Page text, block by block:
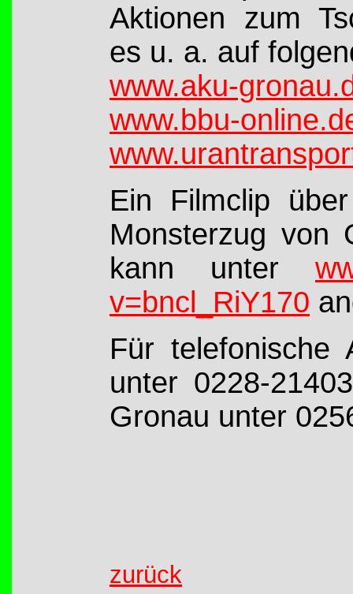
Aktionen zum
es u. a. auf
www.aku-
www.bbu-
Ein Filmclip
Monsterzug von
kann unter
v=bncl_RiY170
Für telefonische
unter 0228-
Gronau unter
zurück